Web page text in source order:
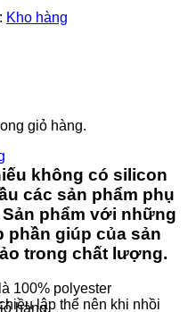
giỏ hàng.
hàng.
Kho hàng
không có silicon
các sản phẩm phụ
phẩm với những
phần giúp của sản
trong chất lượng.
100% polyester
lập thể nên khi nhồi